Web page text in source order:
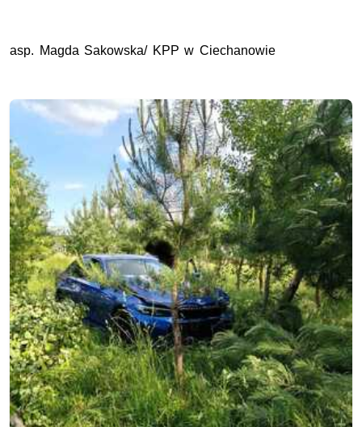
asp. Magda Sakowska/ KPP w Ciechanowie